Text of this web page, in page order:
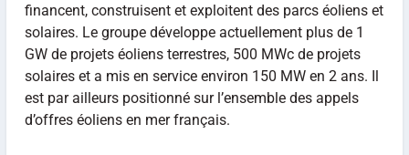
financent, construisent et exploitent des parcs éoliens et
solaires. Le groupe développe actuellement plus de 1
GW de projets éoliens terrestres, 500 MWc de projets
solaires et a mis en service environ 150 MW en 2 ans. Il
est par ailleurs positionné sur l’ensemble des appels
d’offres éoliens en mer français.